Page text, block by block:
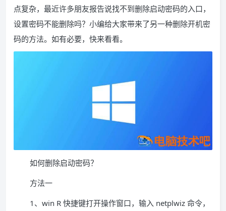
点复杂，最近许多朋友报告说找不到删除启动密码的入口，
设置密码不能删除吗？小编给大家带来了另一种删除开机密
码的方法。如有必要，快来看看。
如何删除启动密码？
方法一
1、win R 快捷键打开操作窗口，输入 netplwiz 命令，